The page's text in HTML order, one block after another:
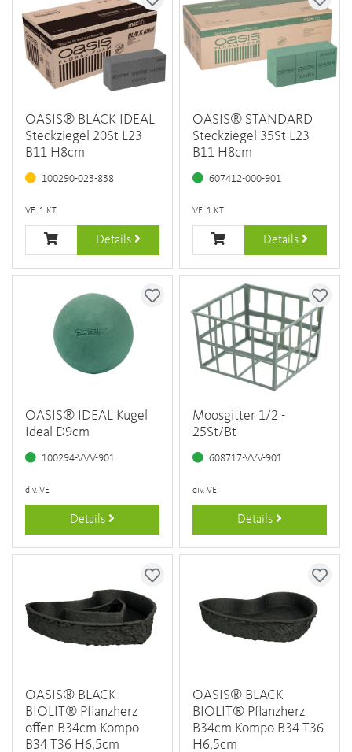
OASIS® BLACK IDEAL
Steckziegel 20St L23
B11 H8cm
100290-023-838
VE: 1 KT
Details
OASIS® STANDARD
Steckziegel 35St L23
B11 H8cm
607412-000-901
VE: 1 KT
Details
OASIS® IDEAL Kugel
Ideal D9cm
100294-VVV-901
div. VE
Details
Moosgitter 1/2 -
25St/Bt
608717-VVV-901
div. VE
Details
OASIS® BLACK
BIOLIT® Pflanzherz
offen B34cm Kompo
B34 T36 H6,5cm
OASIS® BLACK
BIOLIT® Pflanzherz
B34cm Kompo B34 T36
H6,5cm